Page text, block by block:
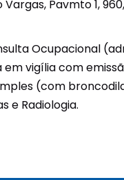
Vargas, Pavmto 1,
Ocupacional
vigília com
(com
e Radiologia.